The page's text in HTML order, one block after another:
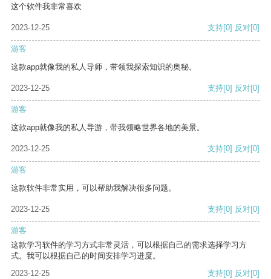
这个软件我非常喜欢
2023-12-25 支持[0] 反对[0]
游客
这款app就像我的私人导师，带领我探索知识的奥秘。
2023-12-25 支持[0] 反对[0]
游客
这款app就像我的私人导游，带我领略世界各地的美景。
2023-12-25 支持[0] 反对[0]
游客
这款软件非常实用，可以帮助我解决很多问题。
2023-12-25 支持[0] 反对[0]
游客
这款学习软件的学习方式非常灵活，可以根据自己的需求选择学习方
式。我可以根据自己的时间安排学习进度。
2023-12-25
支持[0] 反对[0]